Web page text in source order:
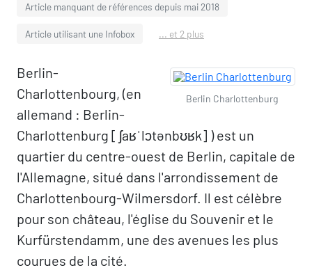
Article manquant de références depuis mai 2018
Article utilisant une Infobox ... et 2 plus
Berlin Charlottenburg
Berlin-
Charlottenbourg, (en
allemand : Berlin-
Charlottenburg [ ʃaʁˈlɔtənbʊʁk] ) est un
quartier du centre-ouest de Berlin, capitale de
l'Allemagne, situé dans l'arrondissement de
Charlottenbourg-Wilmersdorf. Il est célèbre
pour son château, l'église du Souvenir et le
Kurfürstendamm, une des avenues les plus
courues de la cité.